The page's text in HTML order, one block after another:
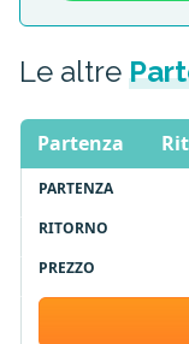
Le altre
Partenza